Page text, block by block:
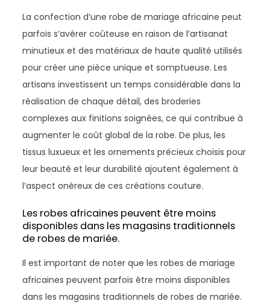
La confection d’une robe de mariage africaine peut
parfois s’avérer coûteuse en raison de l’artisanat
minutieux et des matériaux de haute qualité utilisés
pour créer une pièce unique et somptueuse. Les
artisans investissent un temps considérable dans la
réalisation de chaque détail, des broderies
complexes aux finitions soignées, ce qui contribue à
augmenter le coût global de la robe. De plus, les
tissus luxueux et les ornements précieux choisis pour
leur beauté et leur durabilité ajoutent également à
l’aspect onéreux de ces créations couture.
Les robes africaines peuvent être moins
disponibles dans les magasins traditionnels
de robes de mariée.
Il est important de noter que les robes de mariage
africaines peuvent parfois être moins disponibles
dans les magasins traditionnels de robes de mariée.